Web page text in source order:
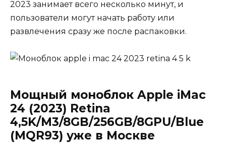
2023 занимает всего несколько минут, и
пользователи могут начать работу или
развлечения сразу же после распаковки.
Мощный моноблок Apple iMac
24 (2023) Retina
4,5K/M3/8GB/256GB/8GPU/Blue
(MQR93) уже в Москве